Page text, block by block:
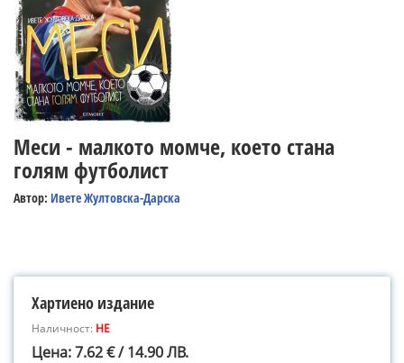
Меси - малкото момче, което стана
голям футболист
Автор: Ивете Жултовска-Дарска
Хартиено издание
Наличност: НЕ
Цена: 7.62 € / 14.90 ЛВ.